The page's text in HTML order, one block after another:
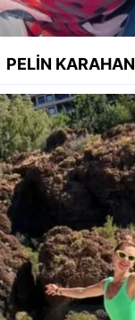
PELİN KARAHAN